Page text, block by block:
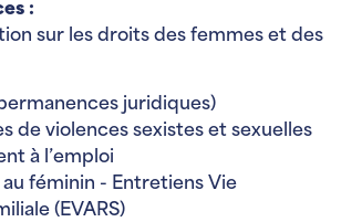
:
sur les droits des femmes et des
juridiques)
de violences sexistes et sexuelles
à l’emploi
féminin - Entretiens Vie
(EVARS)